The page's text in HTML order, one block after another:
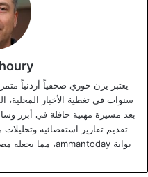
سنوات في تغطية الأخبار المحلية،
بعد مسيرة مهنية حافلة في أبرز
تقديم تقارير استقصائية
بوابة ammantoday، مما يجعله مصدراً معتمداً وموثوقاً للمعلومات الدقيقة.